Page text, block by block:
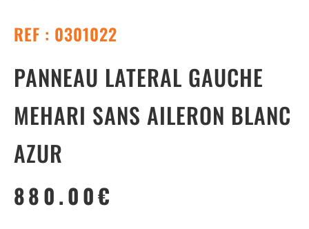
REF : 0301022
PANNEAU LATERAL GAUCHE
MEHARI SANS AILERON BLANC
AZUR
880.00€